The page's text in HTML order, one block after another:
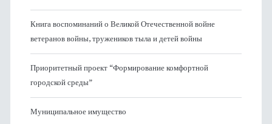
Книга воспоминаний о Великой Отечественной войне
ветеранов войны, тружеников тыла и детей войны
Приоритетный проект “Формирование комфортной
городской среды”
Муниципальное имущество